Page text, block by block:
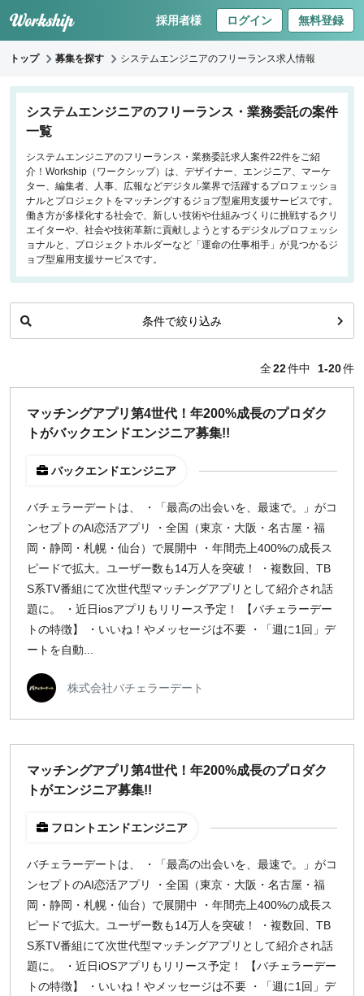
採用者様 ログイン 無料登録
トップ 募集を探す システムエンジニアのフリーランス求人情報
システムエンジニアのフリーランス・業務委託の案件
一覧
システムエンジニアのフリーランス・業務委託求人案件22件をご紹
介！Workship（ワークシップ）は、デザイナー、エンジニア、マーケ
ター、編集者、人事、広報などデジタル業界で活躍するプロフェッショ
ナルとプロジェクトをマッチングするジョブ型雇用支援サービスです。
働き方が多様化する社会で、新しい技術や仕組みづくりに挑戦するクリ
エイターや、社会や技術革新に貢献しようとするデジタルプロフェッシ
ョナルと、プロジェクトホルダーなど「運命の仕事相手」が見つかるジ
ョブ型雇用支援サービスです。
条件で絞り込み
キーワードで探す
フロントエンドエンジニア
バックエンドエンジニア
インフラエンジニア
iOS/Androidアプリエンジニア
データサイエンティスト
リモートのみ
出社のみ
特徴
副業OK
新規事業
スタートアップ
土日週末OK
稼働時間
週4日
週1日
地域
東京
名古屋
京都
福岡
募集状況
募集中のみ表示
全22件中 1-20件
マッチングアプリ第4世代！年200%成長のプロダク
トがバックエンドエンジニア募集!!
バックエンドエンジニア
バチェラーデートは、 ・「最高の出会いを、最速で。」がコ
ンセプトのAI恋活アプリ ・全国（東京・大阪・名古屋・福
岡・静岡・札幌・仙台）で展開中 ・年間売上400%の成長ス
ピードで拡大。ユーザー数も14万人を突破！ ・複数回、TB
S系TV番組にて次世代型マッチングアプリとして紹介され話
題に。 ・近日iosアプリもリリース予定！ 【バチェラーデー
トの特徴】 ・いいね！やメッセージは不要 ・「週に1回」デ
ートを自動...
株式会社バチェラーデート
マッチングアプリ第4世代！年200%成長のプロダク
トがエンジニア募集!!
フロントエンドエンジニア
バチェラーデートは、 ・「最高の出会いを、最速で。」がコ
ンセプトのAI恋活アプリ ・全国（東京・大阪・名古屋・福
岡・静岡・札幌・仙台）で展開中 ・年間売上400%の成長ス
ピードで拡大。ユーザー数も14万人を突破！ ・複数回、TB
S系TV番組にて次世代型マッチングアプリとして紹介され話
題に。 ・近日iOSアプリもリリース予定！ 【バチェラーデー
トの特徴】 ・いいね！やメッセージは不要 ・「週に1回」デ